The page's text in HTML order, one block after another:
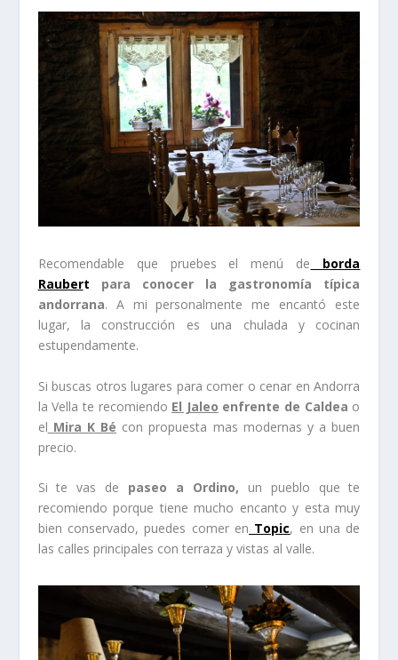
Recomendable que pruebes el menú de borda
Raubert para conocer la gastronomía típica
andorrana. A mi personalmente me encantó este
lugar, la construcción es una chulada y cocinan
estupendamente.
Si buscas otros lugares para comer o cenar en Andorra
la Vella te recomiendo El Jaleo enfrente de Caldea o
el Mira K Bé con propuesta mas modernas y a buen
precio.
Si te vas de paseo a Ordino, un pueblo que te
recomiendo porque tiene mucho encanto y esta muy
bien conservado, puedes comer en Topic, en una de
las calles principales con terraza y vistas al valle.